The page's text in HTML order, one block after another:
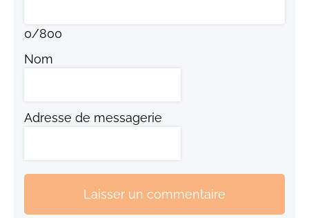
0/800
Nom
Adresse de messagerie
Laisser un commentaire